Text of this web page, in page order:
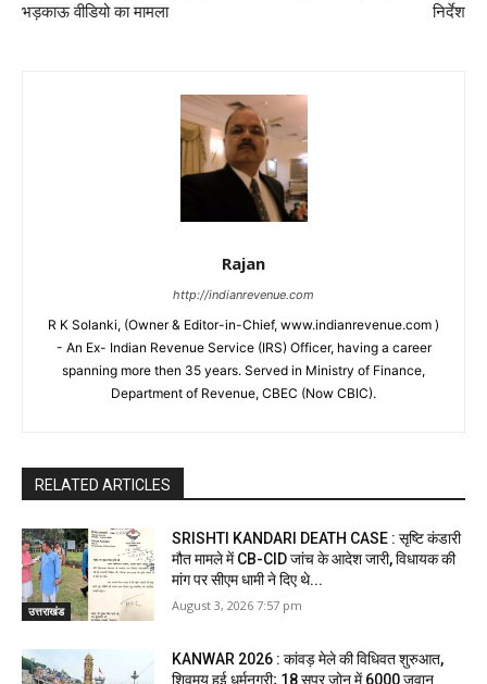
भड़काऊ वीडियो का मामला
निर्देश
Rajan
http://indianrevenue.com
R K Solanki, (Owner & Editor-in-Chief, www.indianrevenue.com )
- An Ex- Indian Revenue Service (IRS) Officer, having a career
spanning more then 35 years. Served in Ministry of Finance,
Department of Revenue, CBEC (Now CBIC).
RELATED ARTICLES
उत्तराखंड
SRISHTI KANDARI DEATH CASE : सृष्टि कंडारी
मौत मामले में CB-CID जांच के आदेश जारी, विधायक की
मांग पर सीएम धामी ने दिए थे...
August 3, 2026 7:57 pm
KANWAR 2026 : कांवड़ मेले की विधिवत शुरुआत,
शिवमय हुई धर्मनगरी; 18 सुपर जोन में 6000 जवान